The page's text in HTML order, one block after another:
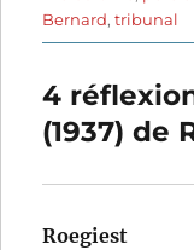
Bernard,tribunal
4
(1937) de
Roegiest